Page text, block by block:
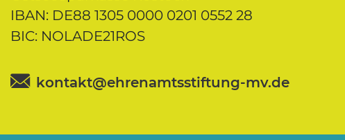
IBAN: DE88 1305 0000 0201 0552 28
BIC: NOLADE21ROS
kontakt@ehrenamtsstiftung-mv.de